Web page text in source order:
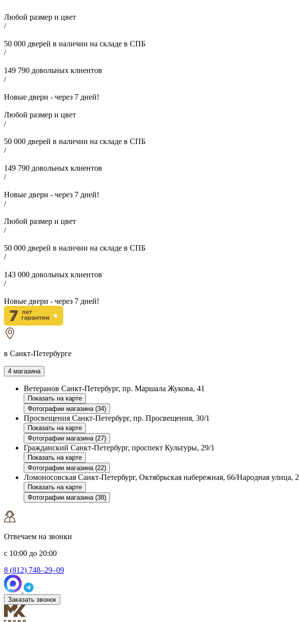
Любой размер и цвет
/
50 000 дверей в наличии на складе в СПБ
/
149 790 довольных клиентов
/
Новые двери - через 7 дней!
Любой размер и цвет
/
50 000 дверей в наличии на складе в СПБ
/
149 790 довольных клиентов
/
Новые двери - через 7 дней!
/
Любой размер и цвет
/
50 000 дверей в наличии на складе в СПБ
/
143 000 довольных клиентов
/
Новые двери - через 7 дней!
в Санкт-Петербурге
4 магазина
Ветеранов Санкт-Петербург, пр. Маршала Жукова, 41
Показать на карте
Фотографии магазина (34)
Просвещения Санкт-Петербург, пр. Просвещения, 30/1
Показать на карте
Фотографии магазина (27)
Гражданский Санкт-Петербург, проспект Культуры, 29/1
Показать на карте
Фотографии магазина (22)
Ломоносовская Санкт-Петербург, Октябрьская набережная, 66/Народная улица, 2
Показать на карте
Фотографии магазина (38)
Отвечаем на звонки
с 10:00 до 20:00
8 (812) 748–29–09
Заказать звонок